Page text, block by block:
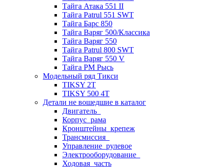
Тайга Атака 551 II
Тайга Patrul 551 SWT
Тайга Барс 850
Тайга Варяг 500/Классика
Тайга Варяг 550
Тайга Patrul 800 SWT
Тайга Варяг 550 V
Тайга РМ Рысь
Модельный ряд Тикси
TIKSY 2T
TIKSY 500 4T
Детали не вошедшие в каталог
Двигатель_
Корпус_рама
Кронштейны_крепеж
Трансмиссия_
Управление_рулевое
Электрооборудование_
Ходовая_часть